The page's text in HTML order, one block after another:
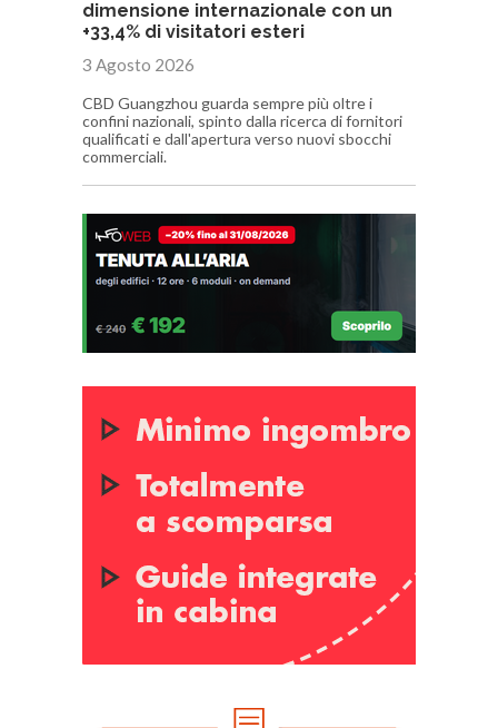
dimensione internazionale con un
+33,4% di visitatori esteri
3 Agosto 2026
CBD Guangzhou guarda sempre più oltre i
confini nazionali, spinto dalla ricerca di fornitori
qualificati e dall'apertura verso nuovi sbocchi
commerciali.